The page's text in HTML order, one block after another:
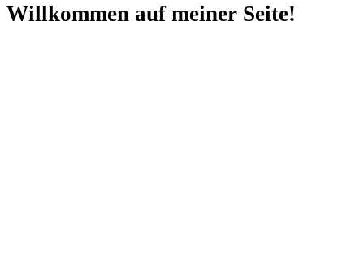
Willkommen auf meiner Seite!